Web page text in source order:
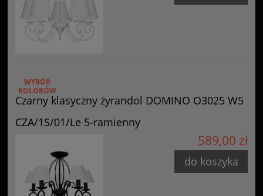
Czarny klasyczny żyrandol DOMINO O3025 W5
CZA/1S/01/Le 5-ramienny
WYBÓR
KOLORÓW
589,00 zł
do koszyka